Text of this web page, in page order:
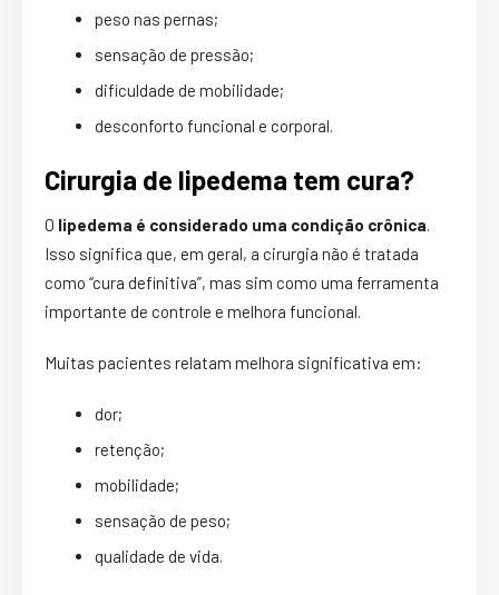
peso nas pernas;
sensação de pressão;
dificuldade de mobilidade;
desconforto funcional e corporal.
Cirurgia de lipedema tem cura?
O lipedema é considerado uma condição crônica.
Isso significa que, em geral, a cirurgia não é tratada
como “cura definitiva”, mas sim como uma ferramenta
importante de controle e melhora funcional.
Muitas pacientes relatam melhora significativa em:
dor;
retenção;
mobilidade;
sensação de peso;
qualidade de vida.